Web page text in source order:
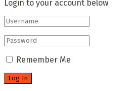
Login to your account below
Remember Me